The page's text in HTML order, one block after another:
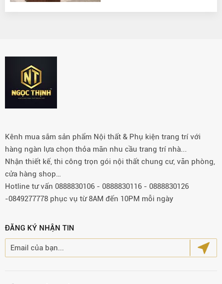
Kênh mua sắm sản phẩm Nội thất & Phụ kiện trang trí với
hàng ngàn lựa chọn thỏa mãn nhu cầu trang trí nhà...
Nhận thiết kế, thi công trọn gói nội thất chung cư, văn phòng,
cửa hàng shop…
Hotline tư vấn 0888830106 - 0888830116 - 0888830126
-0849277778 phục vụ từ 8AM đến 10PM mỗi ngày
ĐĂNG KÝ NHẬN TIN